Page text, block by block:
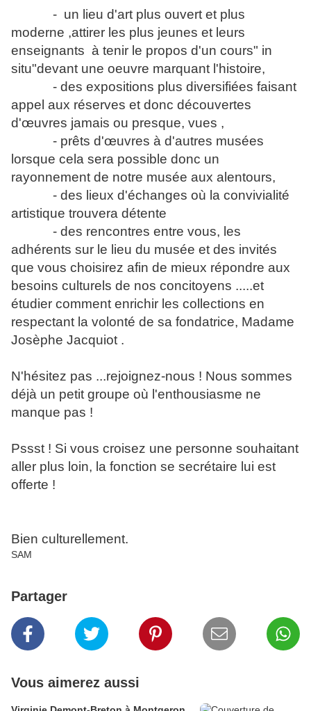
- un lieu d'art plus ouvert et plus
moderne ,attirer les plus jeunes et leurs
enseignants à tenir le propos d'un cours" in
situ"devant une oeuvre marquant l'histoire,
- des expositions plus diversifiées faisant
appel aux réserves et donc découvertes
d'œuvres jamais ou presque, vues ,
- prêts d'œuvres à d'autres musées
lorsque cela sera possible donc un
rayonnement de notre musée aux alentours,
- des lieux d'échanges où la convivialité
artistique trouvera détente
- des rencontres entre vous, les
adhérents sur le lieu du musée et des invités
que vous choisirez afin de mieux répondre aux
besoins culturels de nos concitoyens .....et
étudier comment enrichir les collections en
respectant la volonté de sa fondatrice, Madame
Josèphe Jacquiot .
N'hésitez pas ...rejoignez-nous ! Nous sommes
déjà un petit groupe où l'enthousiasme ne
manque pas !
Pssst ! Si vous croisez une personne souhaitant
aller plus loin, la fonction se secrétaire lui est
offerte !
Bien culturellement.
SAM
Partager
Vous aimerez aussi